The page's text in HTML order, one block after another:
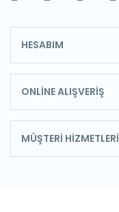
HESABIM
ONLİNE ALIŞVERİŞ
MÜŞTERİ HİZMETLERİ